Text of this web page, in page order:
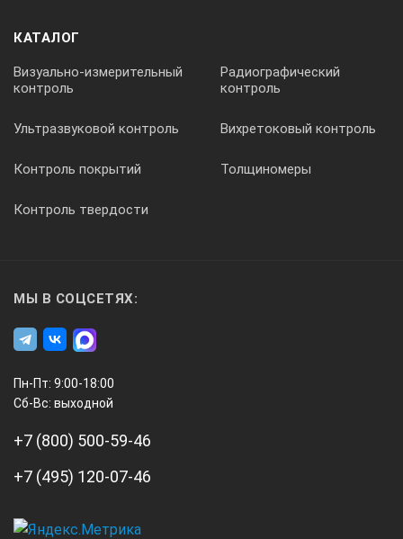
КАТАЛОГ
Визуально-измерительный
контроль
Радиографический
контроль
Ультразвуковой контроль Вихретоковый контроль
Контроль покрытий Толщиномеры
Контроль твердости
МЫ В СОЦСЕТЯХ:
Пн-Пт: 9:00-18:00
Сб-Вс: выходной
+7 (800) 500-59-46
+7 (495) 120-07-46